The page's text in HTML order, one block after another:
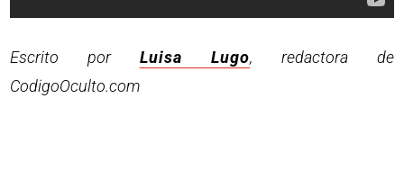
Escrito por Luisa Lugo, redactora de
CodigoOculto.com